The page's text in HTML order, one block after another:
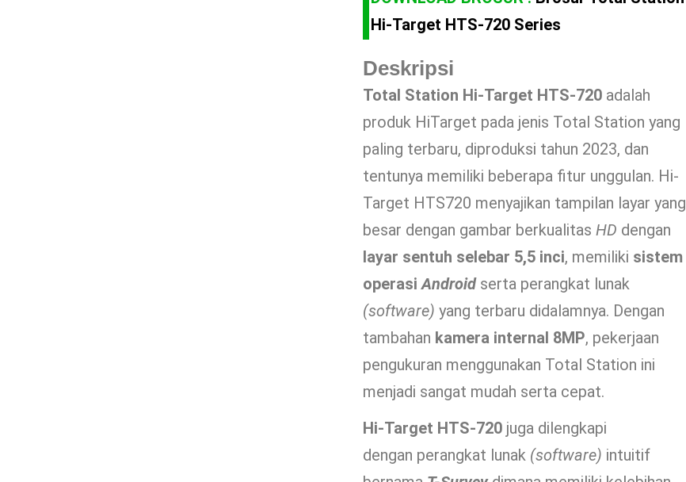
Hi-Target HTS-720 Series
Deskripsi
Total Station Hi-Target HTS-720adalah
produk HiTarget pada jenis Total Station yang
paling terbaru, diproduksi tahun 2023, dan
tentunya memiliki beberapa fitur unggulan. Hi-
Target HTS720 menyajikan tampilan layar yang
besar dengan gambar berkualitas HD dengan
layar sentuh selebar 5,5 inci, memiliki sistem
operasiAndroidserta perangkat lunak
(software) yang terbaru didalamnya. Dengan
tambahan kamera internal 8MP, pekerjaan
pengukuran menggunakan Total Station ini
menjadi sangat mudah serta cepat.
Hi-Target HTS-720juga dilengkapi
dengan perangkat lunak (software) intuitif